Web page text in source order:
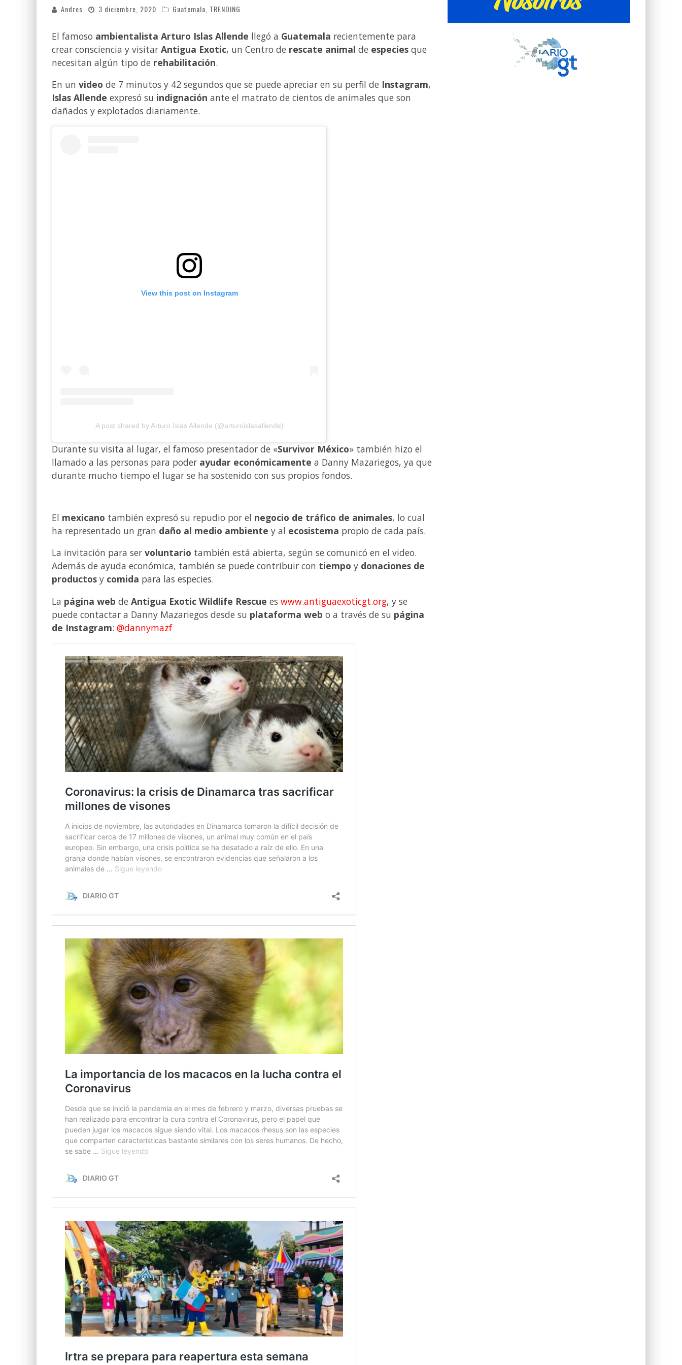
Andres 3 diciembre, 2020 Guatemala TRENDING
El famoso ambientalista Arturo Islas Allende llegó a Guatemala recientemente para
crear consciencia y visitar Antigua Exotic, un Centro de rescate animal de especies que
necesitan algún tipo de rehabilitación.
En un video de 7 minutos y 42 segundos que se puede apreciar en su perfil de Instagram,
Islas Allende expresó su indignación ante el matrato de cientos de animales que son
dañados y explotados diariamente.
View this post on Instagram
A post shared by Arturo Islas Allende (@arturoislasallende)
Durante su visita al lugar, el famoso presentador de «Survivor México» también hizo el
llamado a las personas para poder ayudar económicamente a Danny Mazariegos, ya que
durante mucho tiempo el lugar se ha sostenido con sus propios fondos.
El mexicano también expresó su repudio por el negocio de tráfico de animales, lo cual
ha representado un gran daño al medio ambiente y al ecosistema propio de cada país.
La invitación para ser voluntario también está abierta, según se comunicó en el video.
Además de ayuda económica, también se puede contribuir con tiempo y donaciones de
productos y comida para las especies.
La página web de Antigua Exotic Wildlife Rescue es www.antiguaexoticgt.org, y se
puede contactar a Danny Mazariegos desde su plataforma web o a través de su página
de Instagram: @dannymazf